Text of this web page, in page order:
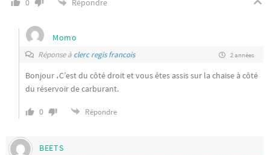
0 Répondre
Momo
Réponse à clerc regis francois 2 années
Bonjour ،C’est du côté droit et vous êtes assis sur la chaise à côté
du réservoir de carburant.
0 Répondre
BEETS